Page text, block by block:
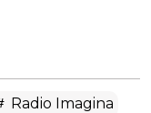
Radio Imagina